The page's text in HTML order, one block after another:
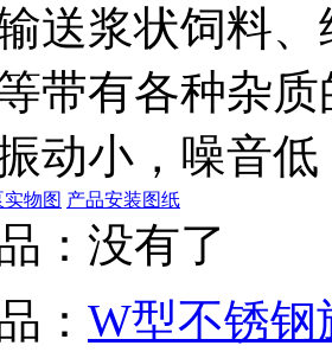
送浆状饲料
带有各种杂
动小，噪音
物图 产品安装图纸
：没有了
： W型不锈钢